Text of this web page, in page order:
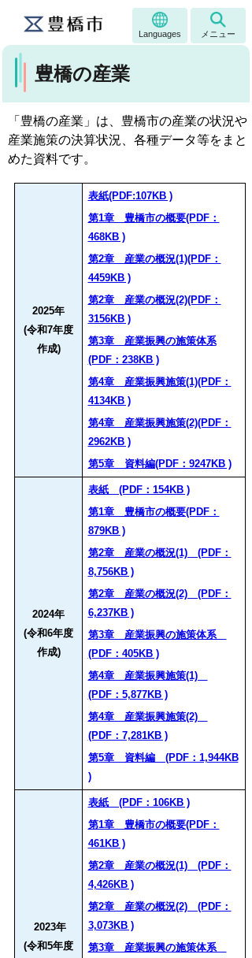
Languages メニュー
豊橋の産業
「豊橋の産業」は、豊橋市の産業の状況や
産業施策の決算状況、各種データ等をまと
めた資料です。
2025年
(令和7年度
作成)
表紙(PDF:107KB )
第1章 豊橋市の概要(PDF：
468KB )
第2章 産業の概況(1)(PDF：
4459KB )
第2章 産業の概況(2)(PDF：
3156KB )
第3章 産業振興の施策体系
(PDF：238KB )
第4章 産業振興施策(1)(PDF：
4134KB )
第4章 産業振興施策(2)(PDF：
2962KB )
第5章 資料編(PDF：9247KB )
2024年
(令和6年度
作成)
表紙 (PDF：154KB )
第1章 豊橋市の概要(PDF：
879KB )
第2章 産業の概況(1) (PDF：
8,756KB )
第2章 産業の概況(2) (PDF：
6,237KB )
第3章 産業振興の施策体系
(PDF：405KB )
第4章 産業振興施策(1)
(PDF：5,877KB )
第4章 産業振興施策(2)
(PDF：7,281KB )
第5章 資料編 (PDF：1,944KB
)
2023年
(令和5年度
表紙 (PDF：106KB )
第1章 豊橋市の概要(PDF：
461KB )
第2章 産業の概況(1) (PDF：
4,426KB )
第2章 産業の概況(2) (PDF：
3,073KB )
第3章 産業振興の施策体系